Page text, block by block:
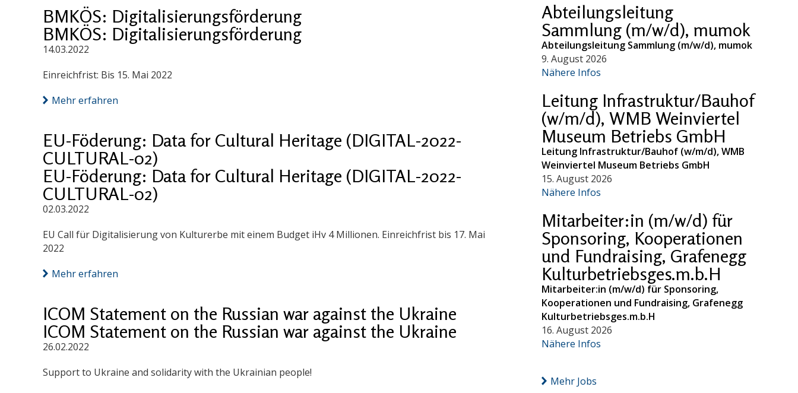
BMKÖS: Digitalisierungsförderung
BMKÖS: Digitalisierungsförderung
14.03.2022
Einreichfrist: Bis 15. Mai 2022
Mehr erfahren
EU-Föderung: Data for Cultural Heritage (DIGITAL-2022-
CULTURAL-02)
EU-Föderung: Data for Cultural Heritage (DIGITAL-2022-
CULTURAL-02)
02.03.2022
EU Call für Digitalisierung von Kulturerbe mit einem Budget iHv 4 Millionen. Einreichfrist bis 17. Mai
2022
Mehr erfahren
ICOM Statement on the Russian war against the Ukraine
ICOM Statement on the Russian war against the Ukraine
26.02.2022
Support to Ukraine and solidarity with the Ukrainian people!
Abteilungsleitung
Sammlung (m/w/d), mumok
Abteilungsleitung Sammlung (m/w/d), mumok
9. August 2026
Nähere Infos
Leitung Infrastruktur/Bauhof
(w/m/d), WMB Weinviertel
Museum Betriebs GmbH
Leitung Infrastruktur/Bauhof (w/m/d), WMB
Weinviertel Museum Betriebs GmbH
15. August 2026
Nähere Infos
Mitarbeiter:in (m/w/d) für
Sponsoring, Kooperationen
und Fundraising, Grafenegg
Kulturbetriebsges.m.b.H
Mitarbeiter:in (m/w/d) für Sponsoring,
Kooperationen und Fundraising, Grafenegg
Kulturbetriebsges.m.b.H
16. August 2026
Nähere Infos
Mehr Jobs